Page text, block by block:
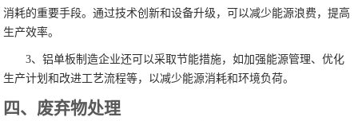
消耗的重要手段。通过技术创新和设备升级，可以减少能源浪费，提高
生产效率。
3、铝单板制造企业还可以采取节能措施，如加强能源管理、优化
生产计划和改进工艺流程等，以减少能源消耗和环境负荷。
四、废弃物处理